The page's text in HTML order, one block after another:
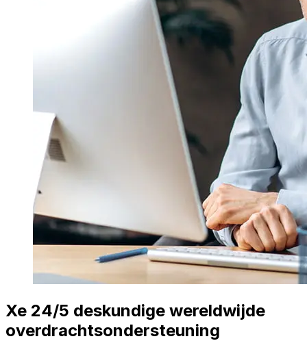
Xe 24/5 deskundige wereldwijde
overdrachtsondersteuning